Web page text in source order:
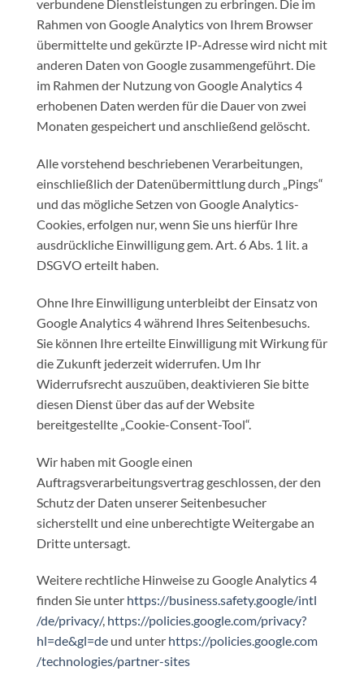
verbundene Dienstleistungen zu erbringen. Die im
Rahmen von Google Analytics von Ihrem Browser
übermittelte und gekürzte IP-Adresse wird nicht mit
anderen Daten von Google zusammengeführt. Die
im Rahmen der Nutzung von Google Analytics 4
erhobenen Daten werden für die Dauer von zwei
Monaten gespeichert und anschließend gelöscht.
Alle vorstehend beschriebenen Verarbeitungen,
einschließlich der Datenübermittlung durch „Pings“
und das mögliche Setzen von Google Analytics-
Cookies, erfolgen nur, wenn Sie uns hierfür Ihre
ausdrückliche Einwilligung gem. Art. 6 Abs. 1 lit. a
DSGVO erteilt haben.
Ohne Ihre Einwilligung unterbleibt der Einsatz von
Google Analytics 4 während Ihres Seitenbesuchs.
Sie können Ihre erteilte Einwilligung mit Wirkung für
die Zukunft jederzeit widerrufen. Um Ihr
Widerrufsrecht auszuüben, deaktivieren Sie bitte
diesen Dienst über das auf der Website
bereitgestellte „Cookie-Consent-Tool“.
Wir haben mit Google einen
Auftragsverarbeitungsvertrag geschlossen, der den
Schutz der Daten unserer Seitenbesucher
sicherstellt und eine unberechtigte Weitergabe an
Dritte untersagt.
Weitere rechtliche Hinweise zu Google Analytics 4
finden Sie unter https://business.safety.google/intl
/de/privacy/, https://policies.google.com/privacy?
hl=de&gl=de und unter https://policies.google.com
/technologies/partner-sites